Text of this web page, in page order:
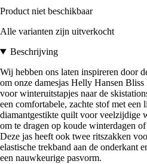
Product niet beschikbaar
Alle varianten zijn uitverkocht
Beschrijving
Wij hebben ons laten inspireren door
om onze damesjas Helly Hansen
voor winteruitstapjes naar de
een comfortabele, zachte stof met een
diamantgestikte quilt voor veelzijdige
om te dragen op koude winterdagen
Deze jas heeft ook twee ritszakken
elastische trekband aan de onderkant
een nauwkeurige pasvorm.